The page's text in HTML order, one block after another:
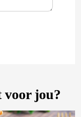
voor jou?